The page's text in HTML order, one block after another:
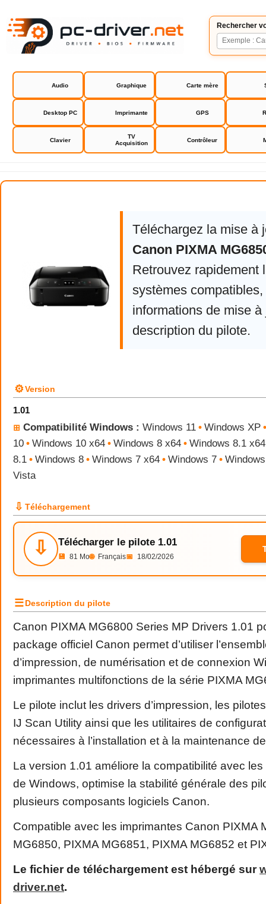
Rechercher
Audio Graphique Carte mère
Desktop PC Imprimante GPS
Clavier
TV
Acquisition
Contrôleur
Canon PIXMA MG6850 Series
Téléchargez la mise à
Canon PIXMA
Retrouvez rapidement
systèmes compatibles,
informations de mise à
description du pilote.
⚙Version
1.01
⊞ Compatibilité Windows : Windows 11 • Windows XP •
10 • Windows 10 x64 • Windows 8 x64 • Windows 8.1 x64
8.1 • Windows 8 • Windows 7 x64 • Windows 7 •
Vista
⇩ Téléchargement
⇩ Télécharger le pilote 1.01
💾 81 Mo🌐 Français📅 18/02/2026
☰Description du pilote
Canon PIXMA MG6800 Series MP Drivers 1.01
package officiel Canon permet d’utiliser
d’impression, de numérisation et de connexion
imprimantes multifonctions de la série PIXMA
Le pilote inclut les drivers d’impression, les
IJ Scan Utility ainsi que les utilitaires de
nécessaires à l’installation et à la maintenance
La version 1.01 améliore la compatibilité avec
de Windows, optimise la stabilité générale des
plusieurs composants logiciels Canon.
Compatible avec les imprimantes Canon PIXMA
MG6850, PIXMA MG6851, PIXMA MG6852 et
Le fichier de téléchargement est hébergé sur
driver.net.